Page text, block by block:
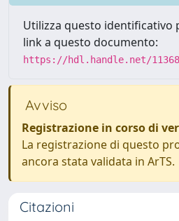
Utilizza questo identificativo
link a questo documento:
https://hdl.handle.net/11368/
Avviso
Registrazione in corso di
La registrazione di questo
ancora stata validata in ArTS.
Citazioni